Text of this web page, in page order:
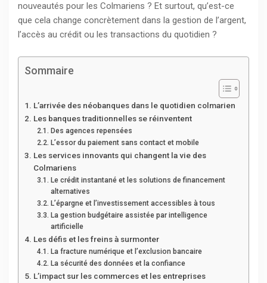
nouveautés pour les Colmariens ? Et surtout, qu’est-ce
que cela change concrètement dans la gestion de l’argent,
l’accès au crédit ou les transactions du quotidien ?
Sommaire
L’arrivée des néobanques dans le quotidien colmarien
Les banques traditionnelles se réinventent
Des agences repensées
L’essor du paiement sans contact et mobile
Les services innovants qui changent la vie des
Colmariens
Le crédit instantané et les solutions de financement
alternatives
L’épargne et l’investissement accessibles à tous
La gestion budgétaire assistée par intelligence
artificielle
Les défis et les freins à surmonter
La fracture numérique et l’exclusion bancaire
La sécurité des données et la confiance
L’impact sur les commerces et les entreprises